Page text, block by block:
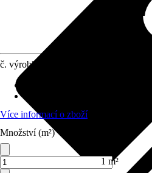
č. výrobku
Více informací o zboží
Množství (m²)
1 m²